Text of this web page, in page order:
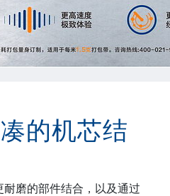
的机芯结
耐磨的部件结合，以及通过